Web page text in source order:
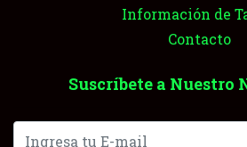
Información de
Contacto
Suscríbete a Nuestro